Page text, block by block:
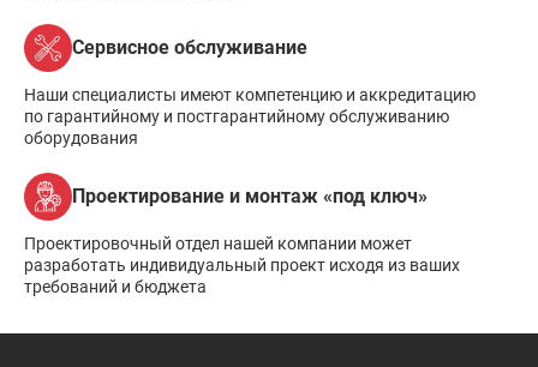
Сервисное обслуживание
Наши специалисты имеют компетенцию и аккредитацию
по гарантийному и постгарантийному обслуживанию
оборудования
Проектирование и монтаж «под ключ»
Проектировочный отдел нашей компании может
разработать индивидуальный проект исходя из ваших
требований и бюджета